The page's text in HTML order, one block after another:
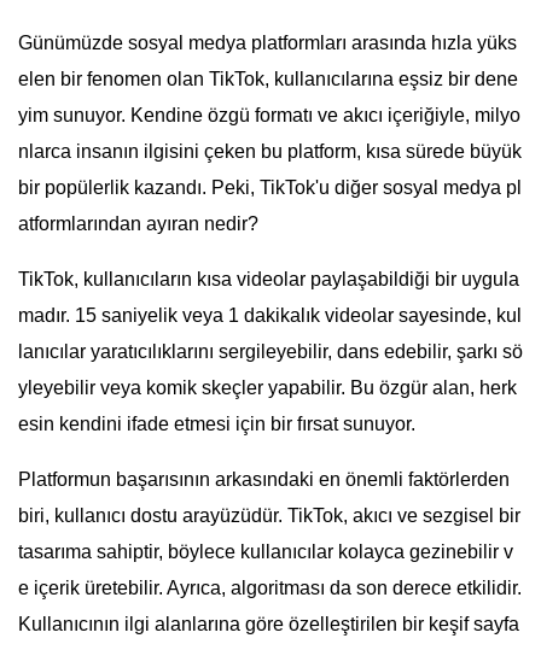
Günümüzde sosyal medya platformları arasında hızla yüks
elen bir fenomen olan TikTok, kullanıcılarına eşsiz bir dene
yim sunuyor. Kendine özgü formatı ve akıcı içeriğiyle, milyo
nlarca insanın ilgisini çeken bu platform, kısa sürede büyük
bir popülerlik kazandı. Peki, TikTok'u diğer sosyal medya pl
atformlarından ayıran nedir?
TikTok, kullanıcıların kısa videolar paylaşabildiği bir uygula
madır. 15 saniyelik veya 1 dakikalık videolar sayesinde, kul
lanıcılar yaratıcılıklarını sergileyebilir, dans edebilir, şarkı sö
yleyebilir veya komik skeçler yapabilir. Bu özgür alan, herk
esin kendini ifade etmesi için bir fırsat sunuyor.
Platformun başarısının arkasındaki en önemli faktörlerden
biri, kullanıcı dostu arayüzüdür. TikTok, akıcı ve sezgisel bir
tasarıma sahiptir, böylece kullanıcılar kolayca gezinebilir v
e içerik üretebilir. Ayrıca, algoritması da son derece etkilidir.
Kullanıcının ilgi alanlarına göre özelleştirilen bir keşif sayfa